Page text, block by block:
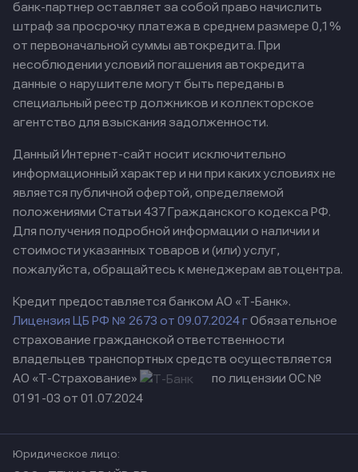
банк-партнер оставляет за собой право начислить
штраф за просрочку платежа в среднем размере 0,1%
от первоначальной суммы автокредита. При
несоблюдении условий погашения автокредита
данные о нарушителе могут быть переданы в
специальный реестр должников и коллекторское
агентство для взыскания задолженности.
Данный Интернет-сайт носит исключительно
информационный характер и ни при каких условиях не
является публичной офертой, определяемой
положениями Статьи 437 Гражданского кодекса РФ.
Для получения подробной информации о наличии и
стоимости указанных товаров и (или) услуг,
пожалуйста, обращайтесь к менеджерам автоцентра.
Кредит предоставляется банком АО «Т-Банк».
Лицензия ЦБ РФ № 2673 от 09.07.2024 гОбязательное
страхование гражданской ответственности
владельцев транспортных средств осуществляется
АО «Т-Страхование»
по лицензии ОС №
0191-03 от 01.07.2024
Юридическое лицо: